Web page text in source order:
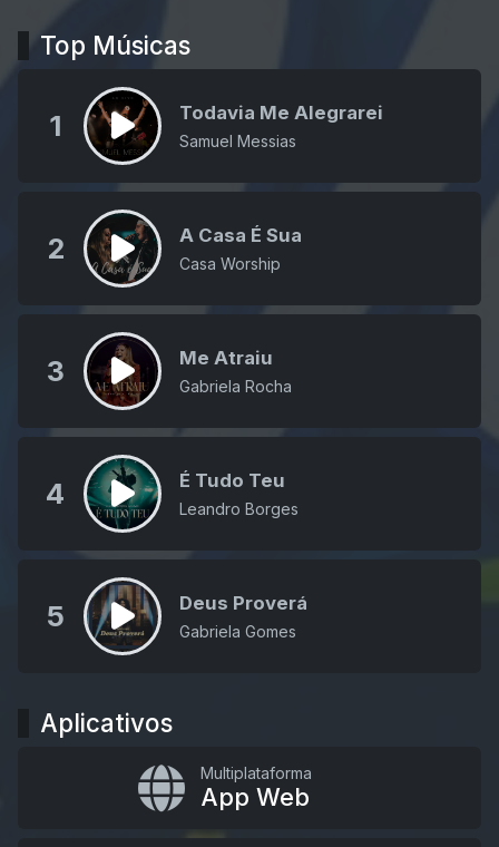
Top Músicas
1 Todavia Me Alegrarei
Samuel Messias
2 A Casa É Sua
Casa Worship
3 Me Atraiu
Gabriela Rocha
4 É Tudo Teu
Leandro Borges
5 Deus Proverá
Gabriela Gomes
Aplicativos
Multiplataforma
App Web